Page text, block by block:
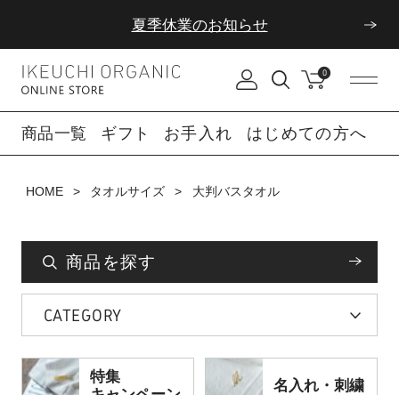
夏季休業のお知らせ
夏季休業のお知らせ
0
商品一覧 ギフト お手入れ はじめての方へ
HOME タオルサイズ 大判バスタオル
商品を探す
CATEGORY
特集
名入れ・刺繍